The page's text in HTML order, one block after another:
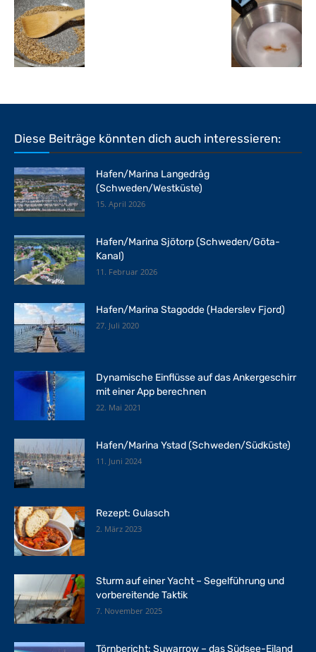
Diese Beiträge könnten dich auch interessieren:
Hafen/Marina Langedråg
(Schweden/Westküste)
15. April 2026
Hafen/Marina Sjötorp (Schweden/Göta-
Kanal)
11. Februar 2026
Hafen/Marina Stagodde (Haderslev Fjord)
27. Juli 2020
Dynamische Einflüsse auf das Ankergeschirr
mit einer App berechnen
22. Mai 2021
Hafen/Marina Ystad (Schweden/Südküste)
11. Juni 2024
Rezept: Gulasch
2. März 2023
Sturm auf einer Yacht – Segelführung und
vorbereitende Taktik
7. November 2025
Törnbericht: Suwarrow – das Südsee-Eiland